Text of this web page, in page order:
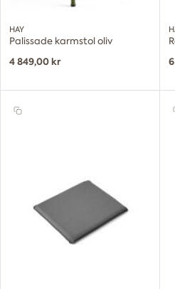
HAY
Palissade karmstol oliv
4 849,00 kr